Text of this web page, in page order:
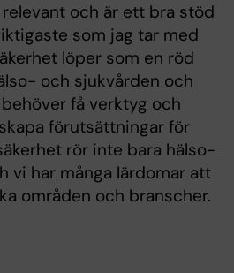
och är ett bra stöd
som jag tar med
löper som en röd
och sjukvården och
få verktyg och
förutsättningar för
rör inte bara hälso-
vi har många lärdomar att
områden och branscher.